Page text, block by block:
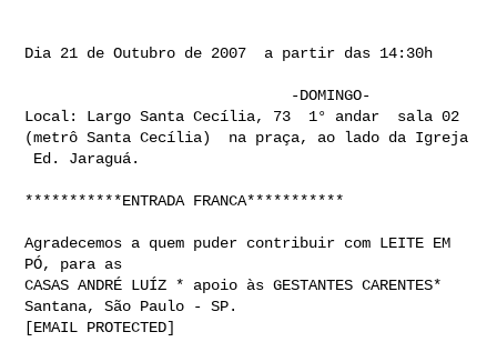
Dia 21 de Outubro de 2007  a partir das 14:30h
Local: Largo Santa Cecília, 73  1° andar  sala 02 
(metrô Santa Cecília)  na praça, ao lado da Igreja
 Ed. Jaraguá.
***********ENTRADA FRANCA***********
Agradecemos a quem puder contribuir com LEITE EM
PÓ, para as
CASAS ANDRÉ LUÍZ * apoio às GESTANTES CARENTES* 
Santana, São Paulo - SP.
[EMAIL PROTECTED]